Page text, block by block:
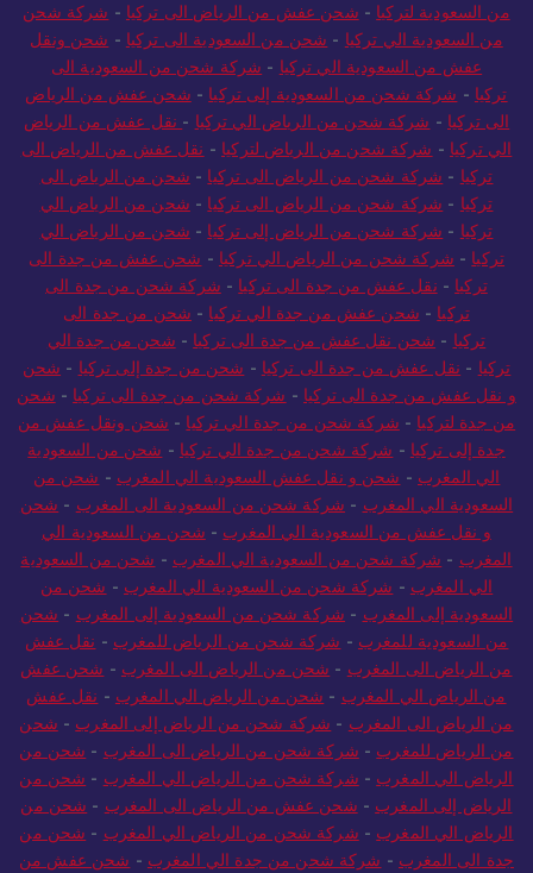
من السعودية لتركيا - شحن عفش من الرياض الى تركيا - شركة شحن
من السعودية الي تركيا - شحن من السعودية الى تركيا - شحن ونقل
عفش من السعودية الي تركيا - شركة شحن من السعودية الى
تركيا - شركة شحن من السعودية إلى تركيا - شحن عفش من الرياض
الى تركيا - شركة شحن من الرياض الي تركيا - نقل عفش من الرياض
الي تركيا - شركة شحن من الرياض لتركيا - نقل عفش من الرياض الى
تركيا - شركة شحن من الرياض الى تركيا - شحن من الرياض الى
تركيا - شركة شحن من الرياض الى تركيا - شحن من الرياض الي
تركيا - شركة شحن من الرياض إلى تركيا - شحن من الرياض الي
تركيا - شركة شحن من الرياض الي تركيا - شحن عفش من جدة الى
تركيا - نقل عفش من جدة الى تركيا - شركة شحن من جدة الى
تركيا - شحن عفش من جدة الي تركيا - شحن من جدة الى
تركيا - شحن نقل عفش من جدة الى تركيا - شحن من جدة الي
تركيا - نقل عفش من جدة الى تركيا - شحن من جدة إلى تركيا - شحن
و نقل عفش من جدة الى تركيا - شركة شحن من جدة الى تركيا - شحن
من جدة لتركيا - شركة شحن من جدة الي تركيا - شحن ونقل عفش من
جدة إلى تركيا - شركة شحن من جدة الي تركيا - شحن من السعودية
الي المغرب - شحن و نقل عفش السعودية الي المغرب - شحن من
السعودية الي المغرب - شركة شحن من السعودية الى المغرب - شحن
و نقل عفش من السعودية الي المغرب - شحن من السعودية الي
المغرب - شركة شحن من السعودية الي المغرب - شحن من السعودية
الي المغرب - شركة شحن من السعودية الي المغرب - شحن من
السعودية إلى المغرب - شركة شحن من السعودية إلى المغرب - شحن
من السعودية للمغرب - شركة شحن من الرياض للمغرب - نقل عفش
من الرياض الى المغرب - شحن من الرياض الى المغرب - شحن عفش
من الرياض الي المغرب - شحن من الرياض الي المغرب - نقل عفش
من الرياض الى المغرب - شركة شحن من الرياض إلى المغرب - شحن
من الرياض للمغرب - شركة شحن من الرياض الى المغرب - شحن من
الرياض الي المغرب - شركة شحن من الرياض الي المغرب - شحن من
الرياض إلى المغرب - شحن عفش من الرياض الى المغرب - شحن من
الرياض الي المغرب - شركة شحن من الرياض الي المغرب - شحن من
جدة الى المغرب - شركة شحن من جدة الي المغرب - شحن عفش من